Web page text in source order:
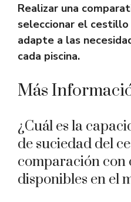
Realizar una
seleccionar el
adapte a las
cada piscina.
Más
¿Cuál es la
de suciedad del
comparación con
disponibles en el